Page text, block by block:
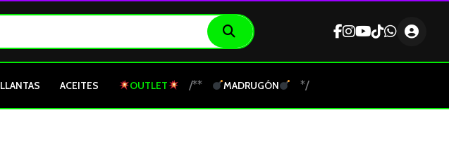
LLANTAS ACEITES OUTLET /** MADRUGÓN */